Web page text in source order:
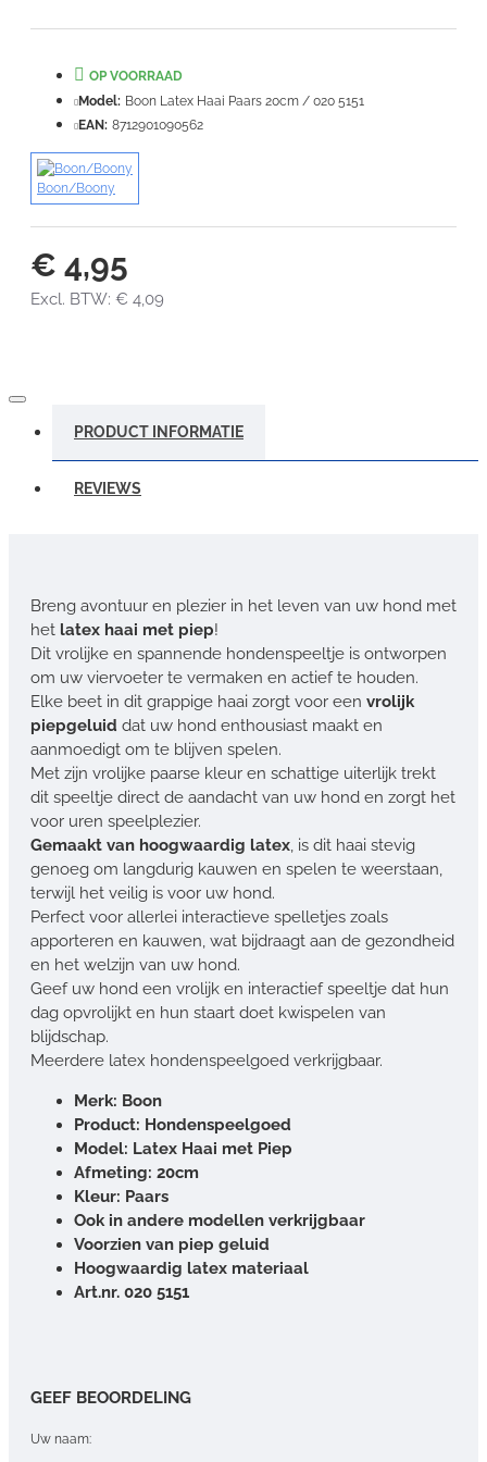
Waardering:
Slecht Goed
€ 4,95
Excl. BTW: € 4,09
OP VOORRAAD
Model: Boon Latex Haai Paars 20cm / 020 5151
EAN: 8712901090562
Boon/Boony
PRODUCT INFORMATIE
REVIEWS
Breng avontuur en plezier in het leven van uw hond met
het latex haai met piep!
Dit vrolijke en spannende hondenspeeltje is ontworpen
om uw viervoeter te vermaken en actief te houden.
Elke beet in dit grappige haai zorgt voor een vrolijk
piepgeluid dat uw hond enthousiast maakt en
aanmoedigt om te blijven spelen.
Met zijn vrolijke paarse kleur en schattige uiterlijk trekt
dit speeltje direct de aandacht van uw hond en zorgt het
voor uren speelplezier.
Gemaakt van hoogwaardig latex, is dit haai stevig
genoeg om langdurig kauwen en spelen te weerstaan,
terwijl het veilig is voor uw hond.
Perfect voor allerlei interactieve spelletjes zoals
apporteren en kauwen, wat bijdraagt aan de gezondheid
en het welzijn van uw hond.
Geef uw hond een vrolijk en interactief speeltje dat hun
dag opvrolijkt en hun staart doet kwispelen van
blijdschap.
Meerdere latex hondenspeelgoed verkrijgbaar.
Merk: Boon
Product: Hondenspeelgoed
Model: Latex Haai met Piep
Afmeting: 20cm
Kleur: Paars
Ook in andere modellen verkrijgbaar
Voorzien van piep geluid
Hoogwaardig latex materiaal
Art.nr. 020 5151
GEEF BEOORDELING
Uw naam: